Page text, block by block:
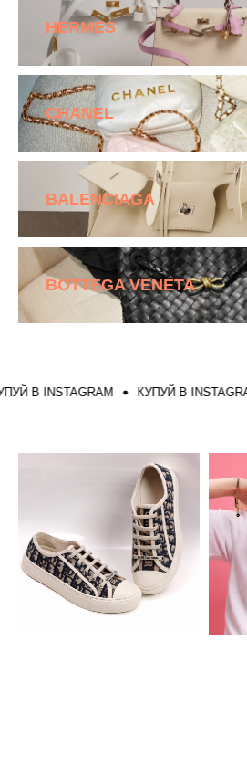
HERMES
CHANEL
BALENCIAGA
BOTTEGA VENETA
В INSTAGRAM КУПУЙ В INSTAGRAM